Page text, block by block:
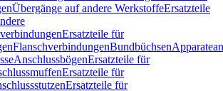
Übergänge auf andere WerkstoffeErsatzteile
Ersatzteile für
FlanschverbindungenBundbüchsen
AnschlussbögenErsatzteile für
Ersatzteile für
Ersatzteile für